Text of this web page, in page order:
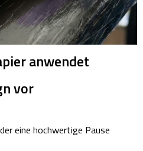
anwendet
vor
eine hochwertige Pause